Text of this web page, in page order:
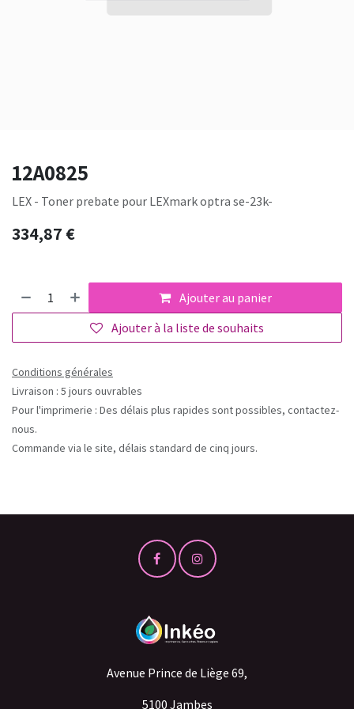
12A0825
LEX - Toner prebate pour LEXmark optra se-23k-
334,87€
Ajouter au panier
Ajouter à la liste de souhaits
Conditions générales
Livraison : 5 jours ouvrables
Pour l'imprimerie : Des délais plus rapides sont possibles, contactez-
nous.
Commande via le site, délais standard de cinq jours.
Avenue Prince de Liège 69,
5100 Jambes